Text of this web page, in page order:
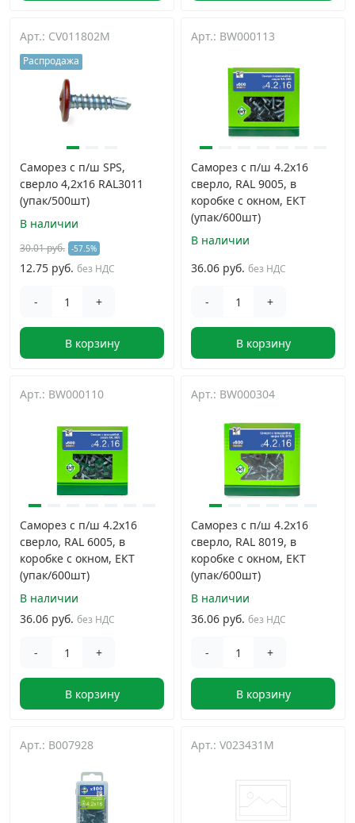
Арт.: CV011802M
Распродажа
Саморез с п/ш SPS,
сверло 4,2x16 RAL3011
(упак/500шт)
В наличии
30.01 руб. -57.5%
12.75 руб. без НДС
- +
В корзину
Арт.: BW000113
Саморез с п/ш 4.2х16
сверло, RAL 9005, в
коробке с окном, ЕКТ
(упак/600шт)
В наличии
36.06 руб. без НДС
- +
В корзину
Арт.: BW000110
Саморез с п/ш 4.2х16
сверло, RAL 6005, в
коробке с окном, ЕКТ
(упак/600шт)
В наличии
36.06 руб. без НДС
- +
В корзину
Арт.: BW000304
Саморез с п/ш 4.2х16
сверло, RAL 8019, в
коробке с окном, ЕКТ
(упак/600шт)
В наличии
36.06 руб. без НДС
- +
В корзину
Арт.: B007928 Арт.: V023431M